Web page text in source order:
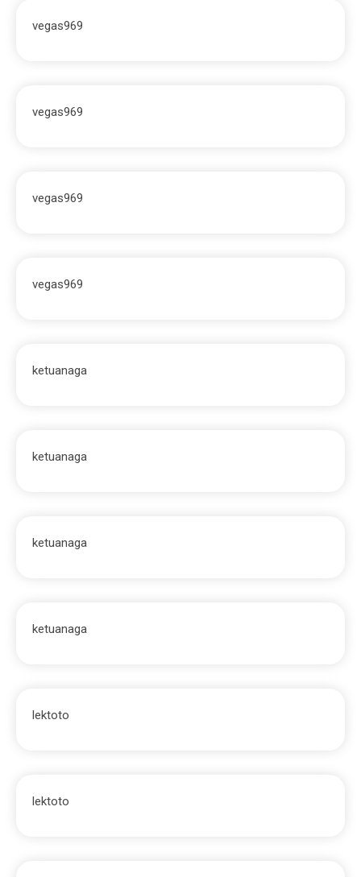
vegas969
vegas969
vegas969
vegas969
ketuanaga
ketuanaga
ketuanaga
ketuanaga
lektoto
lektoto